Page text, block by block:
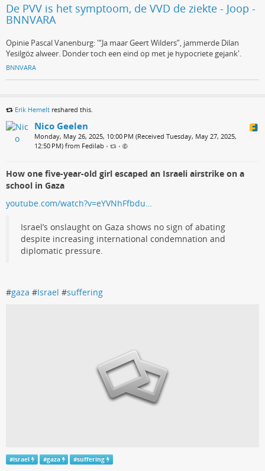
De PVV is het symptoom, de VVD de ziekte - Joop -
BNNVARA
Opinie Pascal Vanenburg: '“Ja maar Geert Wilders”, jammerde Dilan
Yesilgöz alweer. Donder toch een eind op met je hypocriete gejank'.
BNNVARA
Erik Hemelt reshared this.
Nico Geelen
Monday, May 26, 2025, 10:00 PM (Received Tuesday, May 27, 2025,
12:50 PM) from Fedilab • •
How one five-year-old girl escaped an Israeli airstrike on a
school in Gaza
youtube.com/watch?v=eYVNhFfbdu…
Israel’s onslaught on Gaza shows no sign of abating
despite increasing international condemnation and
diplomatic pressure.
#gaza #Israel #suffering
#israel #gaza #suffering